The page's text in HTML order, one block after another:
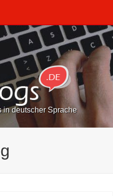
in deutscher Sprache